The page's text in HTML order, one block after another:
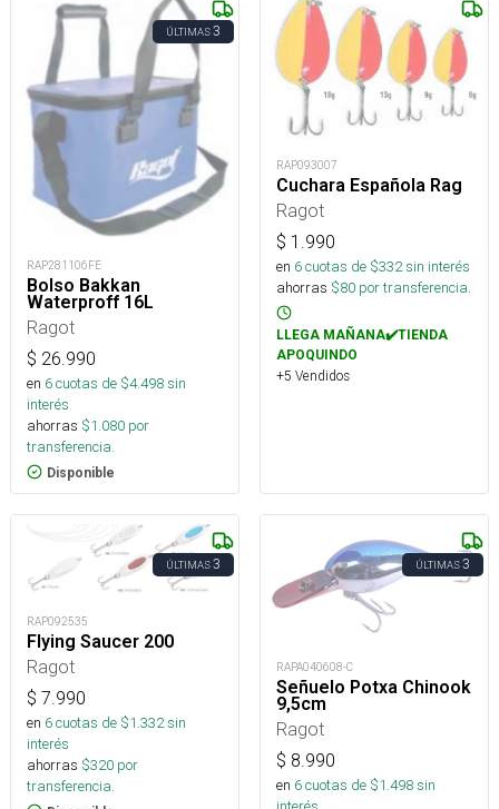
ÚLTIMAS3
RAP281106FE
Bolso Bakkan
Waterproff 16L
Ragot
$ 26.990
en 6cuotas de $4.498sin
interés
ahorras $1.080 por
transferencia.
Disponible
RAP093007
Cuchara Española Rag
Ragot
$ 1.990
en 6cuotas de $332sin interés
ahorras $80 por transferencia.
LLEGA MAÑANA✔️TIENDA
APOQUINDO
+5 Vendidos
ÚLTIMAS3
RAP092535
Flying Saucer 200
Ragot
$ 7.990
en 6cuotas de $1.332sin
interés
ahorras $320 por
transferencia.
ÚLTIMAS3
RAPA040608-C
Señuelo Potxa Chinook
9,5cm
Ragot
$ 8.990
en 6cuotas de $1.498sin